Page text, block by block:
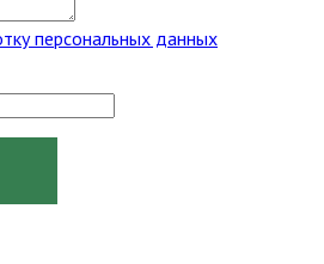
персональных данных